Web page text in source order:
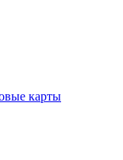
карты